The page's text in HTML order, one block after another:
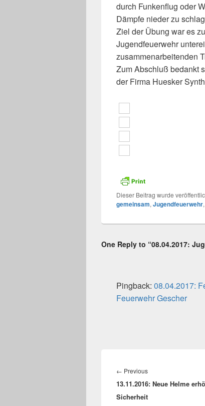
durch Funkenflug oder
Dämpfe nieder zu
Ziel der Übung war es
Jugendfeuerwehr
zusammenarbeitenden
Zum Abschluß bedankt
der Firma Huesker
Dieser Beitrag wurde
gemeinsam, Jugendfeuerwehr,
One Reply to “08.04.2017:
Pingback: 08.04.2017:
Feuerwehr Gescher
← Previous
post:
13.11.2016: Neue Helme
Sicherheit